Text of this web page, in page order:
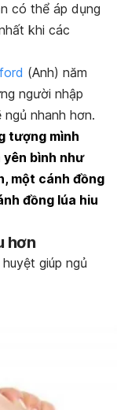
có thể áp dụng
khi các
(Anh) năm
người nhập
nhanh hơn.
tượng mình
bình như
một cánh đồng
đồng lúa hiu
hơn
giúp ngủ